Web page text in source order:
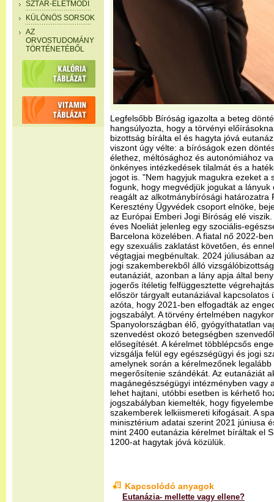
SZTÁR-ÉLETMÓDI
KÜLÖNÖS SORSOK
AZ
ORVOSTUDOMÁNY
TÖRTÉNETÉBŐL
Legfelsőbb Bíróság igazolta a beteg
hangsúlyozta, hogy a törvényi
bizottság bírálta el és hagyta jóvá
viszont úgy vélte: a bíróságok ezen
élethez, méltósághoz és autonómiához
önkényes intézkedések tilalmát és a
jogot is. "Nem hagyjuk magukra ezeket a
fogunk, hogy megvédjük jogukat a
reagált az alkotmánybírósági határozatra
Keresztény Ügyvédek csoport elnöke,
az Európai Emberi Jogi Bíróság elé
éves Noeliát jelenleg egy szociális-
Barcelona közelében. A fiatal nő 2022-
egy szexuális zaklatást követően, és
végtagjai megbénultak. 2024 júliusában
jogi szakemberekből álló
eutanáziát, azonban a lány apja által
jogerős ítéletig felfüggesztette
először tárgyalt eutanáziával kapcsolatos
azóta, hogy 2021-ben elfogadták az
jogszabályt. A törvény értelmében
Spanyolországban élő, gyógyíthatatlan
szenvedést okozó betegségben
elősegítését. A kérelmet többlépcsős
vizsgálja felül egy egészségügyi és jogi
amelynek során a kérelmezőnek
megerősítenie szándékát. Az eutanáziát
magánegészségügyi intézményben vagy
lehet hajtani, utóbbi esetben is kérhető
jogszabályban kiemelték, hogy
szakemberek lelkiismereti kifogásait. A
minisztérium adatai szerint 2021 júniusa
mint 2400 eutanázia kérelmet bíráltak el
1200-at hagytak jóvá közülük.
Kapcsolódó anyagok
Eutanázia- mellette vagy ellene?